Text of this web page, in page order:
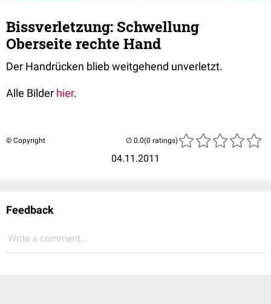
Bissverletzung: Schwellung
Oberseite rechte Hand
Der Handrücken blieb weitgehend unverletzt.
Alle Bilder hier.
© Copyright
04.11.2011
(0 ratings)
Feedback
Write a comment...